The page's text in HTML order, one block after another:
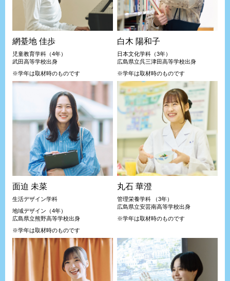
網䑓地 佳歩
児童教育学科（4年）
武田高等学校出身
※学年は取材時のものです
白木 陽和子
日本文化学科（3年）
広島県立呉三津田高等学校出身
※学年は取材時のものです
面迫 未菜
生活デザイン学科
地域デザイン（4年）
広島県立熊野高等学校出身
※学年は取材時のものです
丸石 華澄
管理栄養学科 （3年）
広島県立安芸南高等学校出身
※学年は取材時のものです